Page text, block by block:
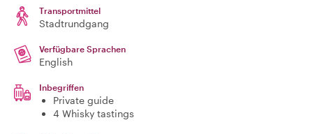
Transportmittel
Stadtrundgang
Verfügbare Sprachen
English
Inbegriffen
Private guide
4 Whisky tastings